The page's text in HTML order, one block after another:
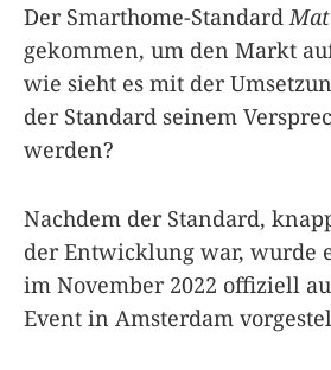
Der Smarthome-Standard
gekommen, um den Markt
wie sieht es mit der
der Standard seinem
werden?
Nachdem der Standard,
der Entwicklung war, wurde
im November 2022 offiziell
Event in Amsterdam